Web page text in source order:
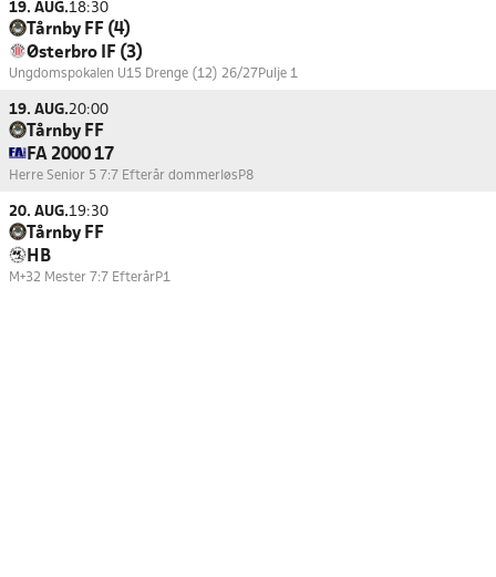
19. AUG.18:30
Tårnby FF (4)
Østerbro IF (3)
Ungdomspokalen U15 Drenge (12) 26/27 Pulje 1
19. AUG.20:00
Tårnby FF
FA 2000 17
Herre Senior 5 7:7 Efterår dommerløs P8
20. AUG.19:30
Tårnby FF
HB
M+32 Mester 7:7 EfterårP1